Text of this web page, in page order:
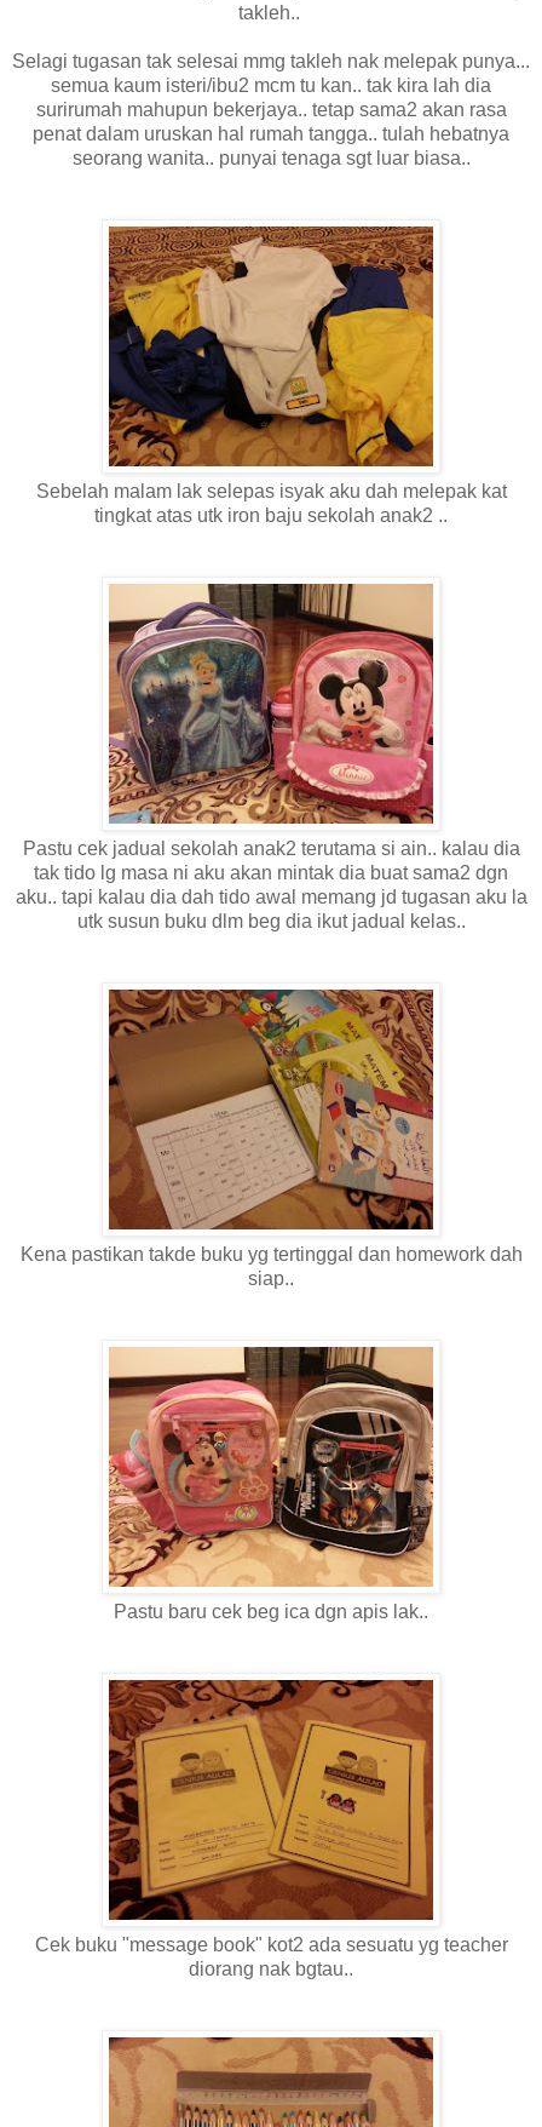
takleh..
Selagi tugasan tak selesai mmg takleh nak melepak punya...
semua kaum isteri/ibu2 mcm tu kan.. tak kira lah dia
surirumah mahupun bekerjaya.. tetap sama2 akan rasa
penat dalam uruskan hal rumah tangga.. tulah hebatnya
seorang wanita.. punyai tenaga sgt luar biasa..
Sebelah malam lak selepas isyak aku dah melepak kat
tingkat atas utk iron baju sekolah anak2 ..
Pastu cek jadual sekolah anak2 terutama si ain.. kalau dia
tak tido lg masa ni aku akan mintak dia buat sama2 dgn
aku.. tapi kalau dia dah tido awal memang jd tugasan aku la
utk susun buku dlm beg dia ikut jadual kelas..
Kena pastikan takde buku yg tertinggal dan homework dah
siap..
Pastu baru cek beg ica dgn apis lak..
Cek buku "message book" kot2 ada sesuatu yg teacher
diorang nak bgtau..